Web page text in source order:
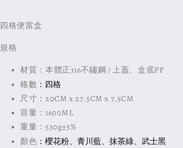
四格便當盒
規格
材質：本體正316不鏽鋼 / 上蓋、盒底PP
格數 ：四格
尺寸：20CM x 27.5CM x 7.5CM
容量：1600ML
重量：530g±5%
顏色 ：櫻花粉、青川藍、抹茶綠、武士黑